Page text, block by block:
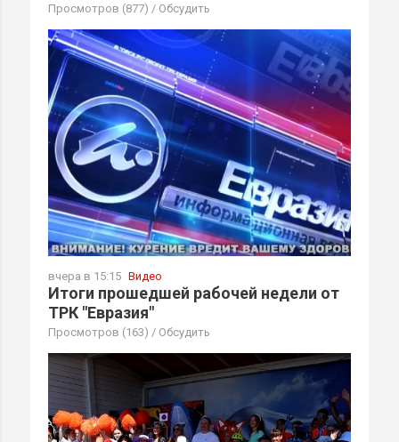
Просмотров (877) / Обсудить
вчера в 15:15 Видео
Итоги прошедшей рабочей недели от
ТРК "Евразия"
Просмотров (163) / Обсудить